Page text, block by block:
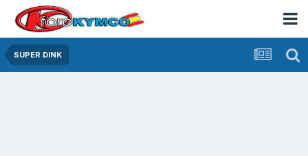
SUPER DINK